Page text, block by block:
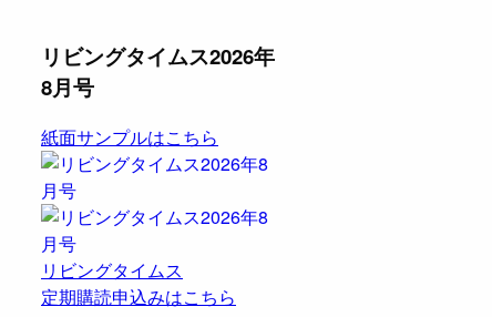
リビングタイムス2026年
8月号
紙面サンプルはこちら
リビングタイムス
定期購読申込みはこちら